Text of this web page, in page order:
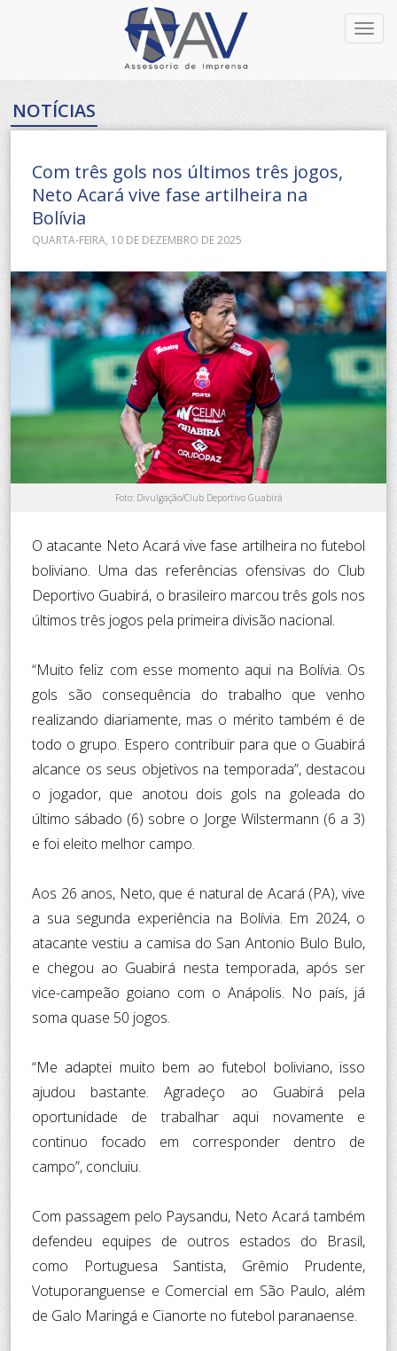
NOTÍCIAS
Com três gols nos últimos três jogos,
Neto Acará vive fase artilheira na
Bolívia
QUARTA-FEIRA, 10 DE DEZEMBRO DE 2025
Foto: Divulgação/Club Deportivo Guabirá
O atacante Neto Acará vive fase artilheira no futebol
boliviano. Uma das referências ofensivas do Club
Deportivo Guabirá, o brasileiro marcou três gols nos
últimos três jogos pela primeira divisão nacional.
“Muito feliz com esse momento aqui na Bolívia. Os
gols são consequência do trabalho que venho
realizando diariamente, mas o mérito também é de
todo o grupo. Espero contribuir para que o Guabirá
alcance os seus objetivos na temporada”, destacou
o jogador, que anotou dois gols na goleada do
último sábado (6) sobre o Jorge Wilstermann (6 a 3)
e foi eleito melhor campo.
Aos 26 anos, Neto, que é natural de Acará (PA), vive
a sua segunda experiência na Bolívia. Em 2024, o
atacante vestiu a camisa do San Antonio Bulo Bulo,
e chegou ao Guabirá nesta temporada, após ser
vice-campeão goiano com o Anápolis. No país, já
soma quase 50 jogos.
“Me adaptei muito bem ao futebol boliviano, isso
ajudou bastante. Agradeço ao Guabirá pela
oportunidade de trabalhar aqui novamente e
continuo focado em corresponder dentro de
campo”, concluiu.
Com passagem pelo Paysandu, Neto Acará também
defendeu equipes de outros estados do Brasil,
como Portuguesa Santista, Grêmio Prudente,
Votuporanguense e Comercial em São Paulo, além
de Galo Maringá e Cianorte no futebol paranaense.